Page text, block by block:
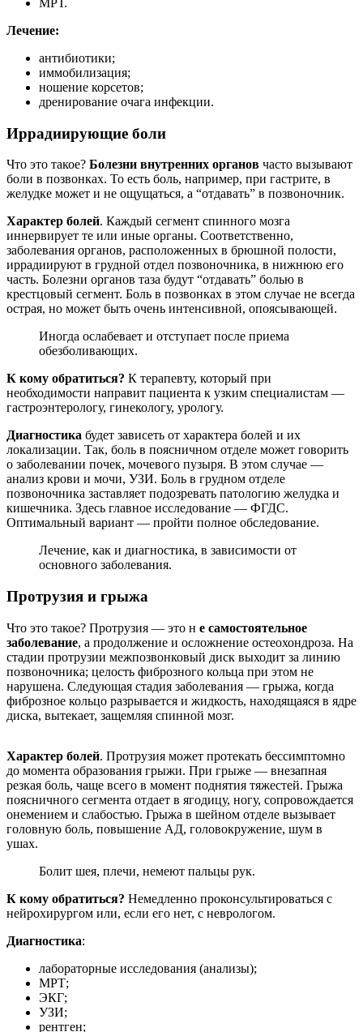
Лечение:
антибиотики;
иммобилизация;
ношение корсетов;
дренирование очага инфекции.
Иррадиирующие боли
Что это такое? Болезни внутренних органов часто вызывают
боли в позвонках. То есть боль, например, при гастрите, в
желудке может и не ощущаться, а “отдавать” в позвоночник.
Характер болей. Каждый сегмент спинного мозга
иннервирует те или иные органы. Соответственно,
заболевания органов, расположенных в брюшной полости,
иррадиируют в грудной отдел позвоночника, в нижнюю его
часть. Болезни органов таза будут “отдавать” болью в
крестцовый сегмент. Боль в позвонках в этом случае не всегда
острая, но может быть очень интенсивной, опоясывающей.
Иногда ослабевает и отступает после приема
обезболивающих.
К кому обратиться? К терапевту, который при
необходимости направит пациента к узким специалистам —
гастроэнтерологу, гинекологу, урологу.
Диагностика будет зависеть от характера болей и их
локализации. Так, боль в поясничном отделе может говорить
о заболевании почек, мочевого пузыря. В этом случае —
анализ крови и мочи, УЗИ. Боль в грудном отделе
позвоночника заставляет подозревать патологию желудка и
кишечника. Здесь главное исследование — ФГДС.
Оптимальный вариант — пройти полное обследование.
Лечение, как и диагностика, в зависимости от
основного заболевания.
Протрузия и грыжа
Что это такое? Протрузия — это н е самостоятельное
заболевание, а продолжение и осложнение остеохондроза. На
стадии протрузии межпозвонковый диск выходит за линию
позвоночника; целость фиброзного кольца при этом не
нарушена. Следующая стадия заболевания — грыжа, когда
фиброзное кольцо разрывается и жидкость, находящаяся в ядре
диска, вытекает, защемляя спинной мозг.
Характер болей. Протрузия может протекать бессимптомно
до момента образования грыжи. При грыже — внезапная
резкая боль, чаще всего в момент поднятия тяжестей. Грыжа
поясничного сегмента отдает в ягодицу, ногу, сопровождается
онемением и слабостью. Грыжа в шейном отделе вызывает
головную боль, повышение АД, головокружение, шум в
ушах.
Болит шея, плечи, немеют пальцы рук.
К кому обратиться? Немедленно проконсультироваться с
нейрохирургом или, если его нет, с неврологом.
Диагностика:
лабораторные исследования (анализы);
МРТ;
ЭКГ;
УЗИ;
рентген;